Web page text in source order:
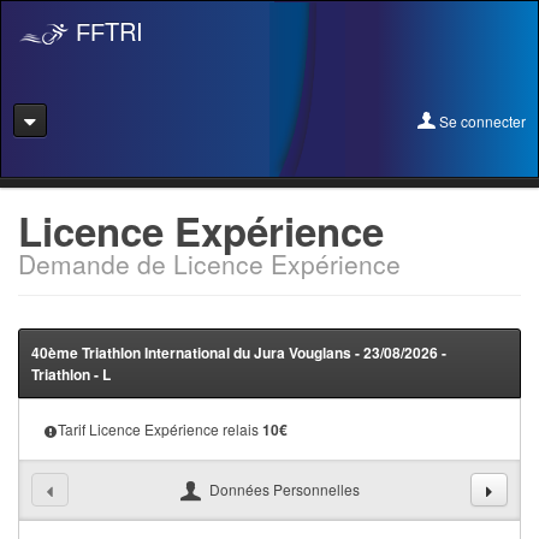
FFTRI
Se connecter
Se licencier
Pass Rentrée Bougez/Club
Devenir organisateur
Licence Expérience
Demande de Licence Expérience
40ème Triathlon International du Jura Vouglans - 23/08/2026 -
Triathlon - L
Tarif Licence Expérience relais10€
Données Personnelles